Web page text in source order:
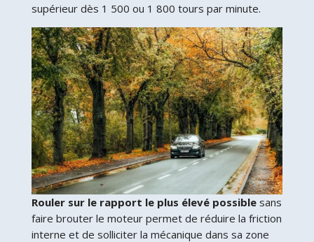
supérieur dès 1 500 ou 1 800 tours par minute.
Rouler sur le rapport le plus élevé possiblesans
faire brouter le moteur permet de réduire la friction
interne et de solliciter la mécanique dans sa zone